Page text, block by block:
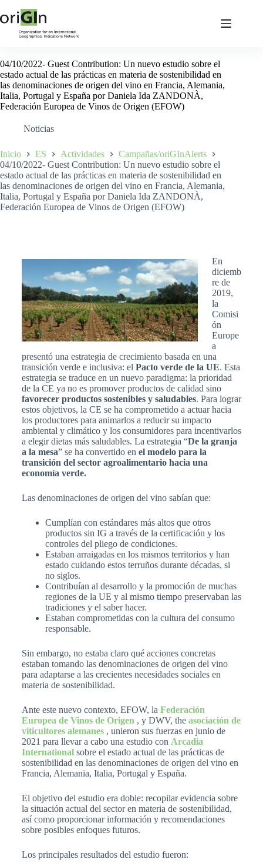
04/10/2022- Guest Contribution: Un nuevo estudio sobre el
estado actual de las prácticas en materia de sostenibilidad en
las denominaciones de origen del vino en Francia, Alemania,
Italia, Portugal y España por Daniela Ida ZANDONÀ,
Federación Europea de Vinos de Origen (EFOW)
Noticias
Inicio ES Actividades
Campañas/oriGInAlerts
04/10/2022- Guest Contribution: Un nuevo estudio sobre el
estado actual de las prácticas en materia de sostenibilidad en
las denominaciones de origen del vino en Francia, Alemania,
Italia, Portugal y España por Daniela Ida ZANDONÀ,
Federación Europea de Vinos de Origen (EFOW)
En
diciemb
re de
2019,
la
Comisi
ón
Europe
a
presentó una estrategia de crecimiento basada en una
transición verde e inclusiva: el Pacto verde de la UE. Esta
estrategia se traduce en un nuevo paradigma: la prioridad
de la CE ya no es promover productos de calidad sino
favorecer productos sostenibles y saludables. Para lograr
estos objetivos, la CE se ha comprometido a actuar hacia
los productores para animarlos a reducir su impacto
ambiental y climático y los consumidores para incentivarlos
a elegir dietas más saludables. La estrategia “De la granja
a la mesa” se ha convertido en el modelo para la
transición del sector agroalimentario hacia una
economía verde.
Las denominaciones de origen del vino sabían que:
Cumplían con estándares más altos que otros
productos sin IG a través de la certificación y los
controles del pliego de condiciones.
Estaban arraigadas en los mismos territorios y han
estado cuidando estos terruños durante décadas, si
no siglos.
Contribuían al desarrollo y la promoción de muchas
regiones de la UE y al mismo tiempo preservaban las
tradiciones y el saber hacer.
Estaban comprometidas con la cultura del consumo
responsable.
Sin embargo, no estaba claro qué acciones concretas
estaban tomando las denominaciones de origen del vino
para adaptarse a las crecientes necesidades sociales en
materia de sostenibilidad.
Ante este nuevo contexto, EFOW, la Federación
Europea de Vinos de Origen , y DWV, the asociación de
viticultores alemanes, unieron sus fuerzas en junio de
2021 para llevar a cabo una estudio con Arcadia
Internationalsobre el estado actual de las prácticas de
sostenibilidad en las denominaciones de origen del vino en
Francia, Alemania, Italia, Portugal y España.
El objetivo del estudio era doble: recopilar evidencia sobre
la situación actual del sector en materia de sostenibilidad,
así como proporcionar información y recomendaciones
sobre posibles enfoques futuros.
Los principales resultados del estudio fueron: